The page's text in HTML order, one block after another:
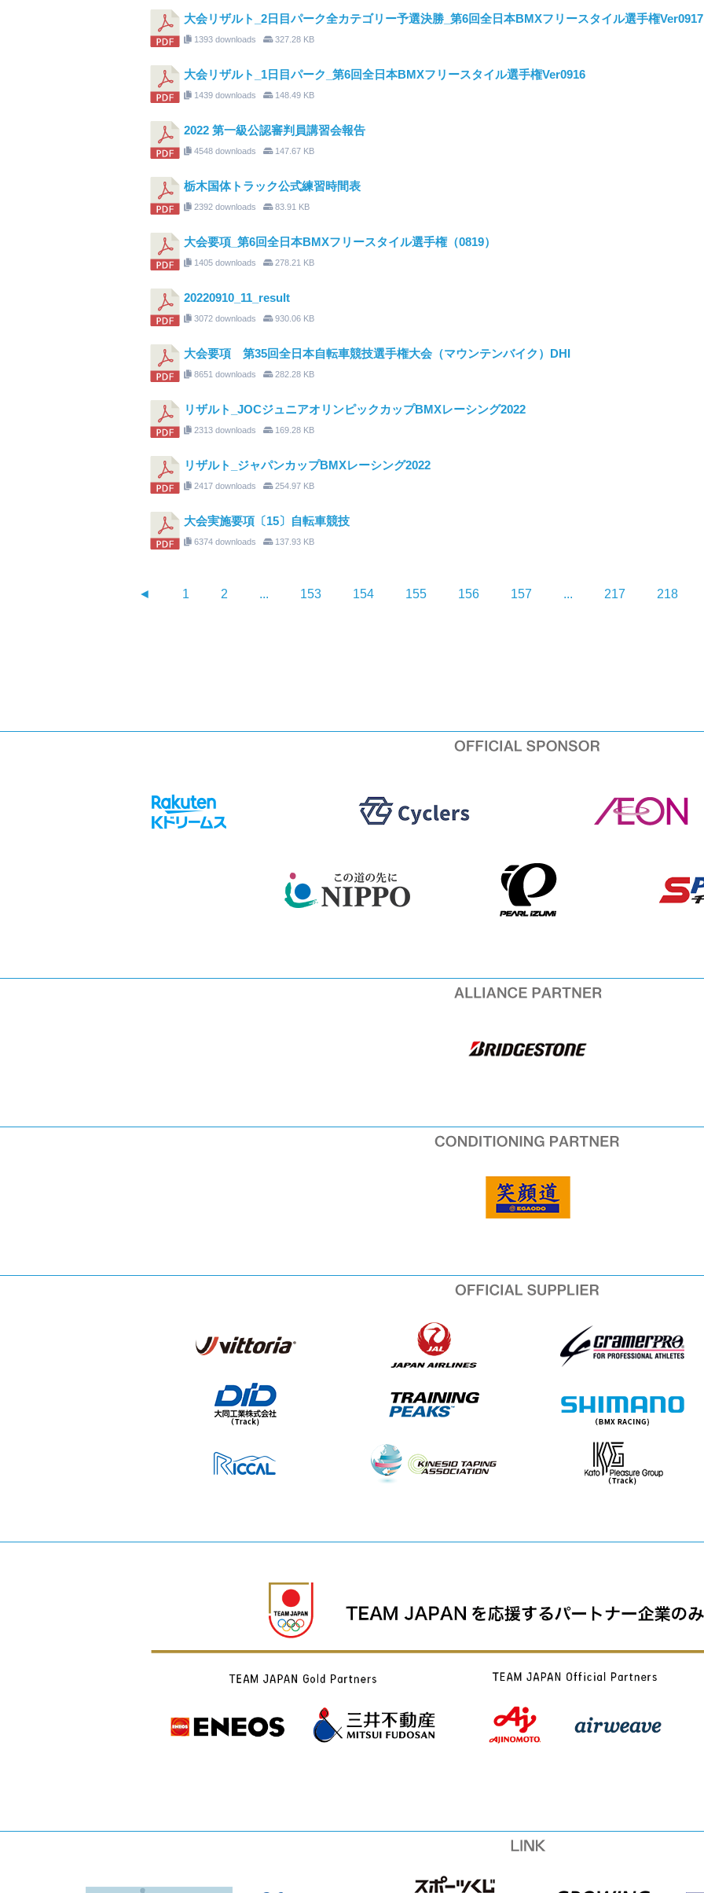
大会リザルト_2日目パーク全カテゴリー予選決勝_第6回全日本BMXフリースタイル選手権Ver0917
1393 downloads 327.28 KB
大会リザルト_1日目パーク_第6回全日本BMXフリースタイル選手権Ver0916
1439 downloads 148.49 KB
2022 第一級公認審判員講習会報告
4548 downloads 147.67 KB
栃木国体トラック公式練習時間表
2392 downloads 83.91 KB
大会要項_第6回全日本BMXフリースタイル選手権（0819）
1405 downloads 278.21 KB
20220910_11_result
3072 downloads 930.06 KB
大会要項 第35回全日本自転車競技選手権大会（マウンテンバイク）DHI
8651 downloads 282.28 KB
リザルト_JOCジュニアオリンピックカップBMXレーシング2022
2313 downloads 169.28 KB
リザルト_ジャパンカップBMXレーシング2022
2417 downloads 254.97 KB
大会実施要項〔15〕自転車競技
6374 downloads 137.93 KB
◄ 1 2 ... 153 154 155 156 157 ... 217 218